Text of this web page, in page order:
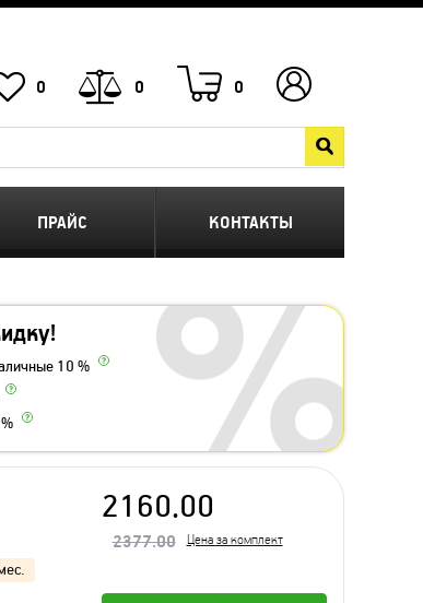
0 0 0
ПРАЙС КОНТАКТЫ
10 %
2160.00
2377.00 Цена за комплект